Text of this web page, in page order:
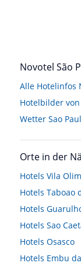
Novotel São
Alle Hotelinfos
Hotelbilder von
Wetter Sao
Orte in der
Hotels Vila
Hotels Taboao
Hotels
Hotels Sao
Hotels Osasco
Hotels Embu